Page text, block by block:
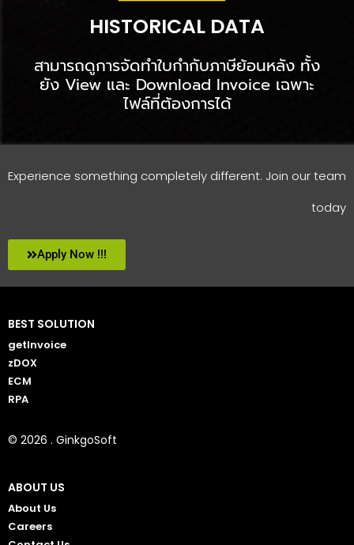
HISTORICAL DATA
สามารถดูการจัดทำใบกำกับภาษีย้อนหลัง ทั้ง
ยัง View และ Download Invoice เฉพาะ
ไฟล์ที่ต้องการได้
Experience something completely different. Join our team
today
Apply Now !!!
BEST SOLUTION
getInvoice
zDOX
ECM
RPA
© 2026 . GinkgoSoft
ABOUT US
About Us
Careers